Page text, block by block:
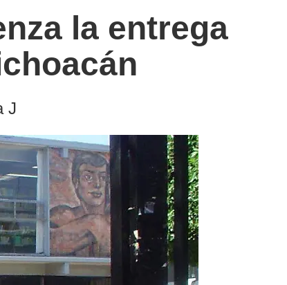
la entrega
J